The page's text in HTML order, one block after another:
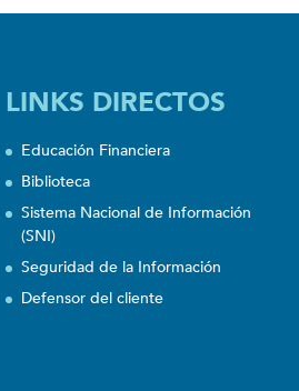
LINKS DIRECTOS
Educación Financiera
Biblioteca
Sistema Nacional de Información
(SNI)
Seguridad de la Información
Defensor del cliente